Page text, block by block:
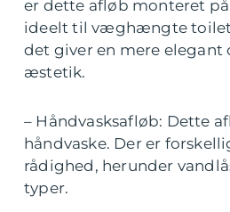
er dette afløb monteret
ideelt til væghængte
det giver en mere
æstetik.
– Håndvasksafløb: Dette
håndvaske. Der er
rådighed, herunder
typer.